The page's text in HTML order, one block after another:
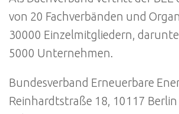
von 20 Fachverbänden und
30000 Einzelmitgliedern,
5000 Unternehmen.
Bundesverband Erneuerbare
Reinhardtstraße 18, 10117 Berlin